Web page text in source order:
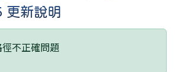
新說明
不正確問題